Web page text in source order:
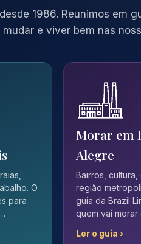
1986. Reunimos em
mudar e viver bem nas
O
para
Morar em
Alegre
Bairros, cultura,
região
guia da Brazil
quem vai morar
Ler o guia ›